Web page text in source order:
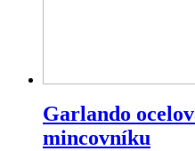
Garlando
mincovníku